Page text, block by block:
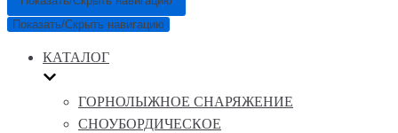
Показать/Скрыть навигацию
КАТАЛОГ
ГОРНОЛЫЖНОЕ СНАРЯЖЕНИЕ
СНОУБОРДИЧЕСКОЕ